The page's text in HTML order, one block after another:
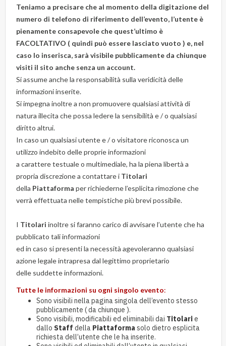
Teniamo a precisare che al momento della digitazione del
numero di telefono di riferimento dell’evento, l’utente è
pienamente consapevole che quest’ultimo è
FACOLTATIVO ( quindi può essere lasciato vuoto ) e, nel
caso lo inserisca, sarà visibile pubblicamente da chiunque
visiti il sito anche senza un account.
Si assume anche la responsabilità sulla veridicità delle
informazioni inserite.
Si impegna inoltre a non promuovere qualsiasi attività di
natura illecita che possa ledere la sensibilità e / o qualsiasi
diritto altrui.
In caso un qualsiasi utente e / o visitatore riconosca un
utilizzo indebito delle proprie informazioni
a carattere testuale o multimediale, ha la piena libertà a
propria discrezione a contattare i Titolari
della Piattaforma per richiederne l’esplicita rimozione che
verrà effettuata nelle tempistiche più brevi possibile.
I Titolari inoltre si faranno carico di avvisare l’utente che ha
pubblicato tali informazioni
ed in caso si presenti la necessità agevoleranno qualsiasi
azione legale intrapresa dal legittimo proprietario
delle suddette informazioni.
Tutte le informazioni su ogni singolo evento:
Sono visibili nella pagina singola dell’evento stesso
pubblicamente ( da chiunque ).
Sono visibili, modificabili ed eliminabili dai Titolarie
dallo Staff della Piattaforma solo dietro esplicita
richiesta dell’utente che le ha inserite.